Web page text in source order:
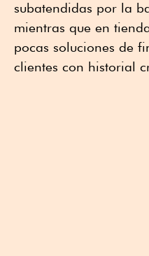
subatendidas por la
mientras que en
pocas soluciones de
clientes con historial